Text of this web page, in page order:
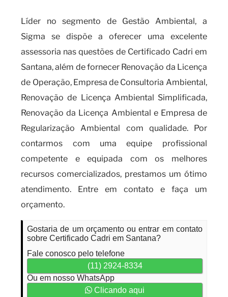
Líder no segmento de Gestão Ambiental, a
Sigma se dispõe a oferecer uma excelente
assessoria nas questões de Certificado Cadri em
Santana, além de fornecer Renovação da Licença
de Operação, Empresa de Consultoria Ambiental,
Renovação de Licença Ambiental Simplificada,
Renovação da Licença Ambiental e Empresa de
Regularização Ambiental com qualidade. Por
contarmos com uma equipe profissional
competente e equipada com os melhores
recursos comercializados, prestamos um ótimo
atendimento. Entre em contato e faça um
orçamento.
Gostaria de um orçamento ou entrar em contato
sobre Certificado Cadri em Santana?
Fale conosco pelo telefone
(11) 2924-8334
Ou em nosso WhatsApp
Clicando aqui